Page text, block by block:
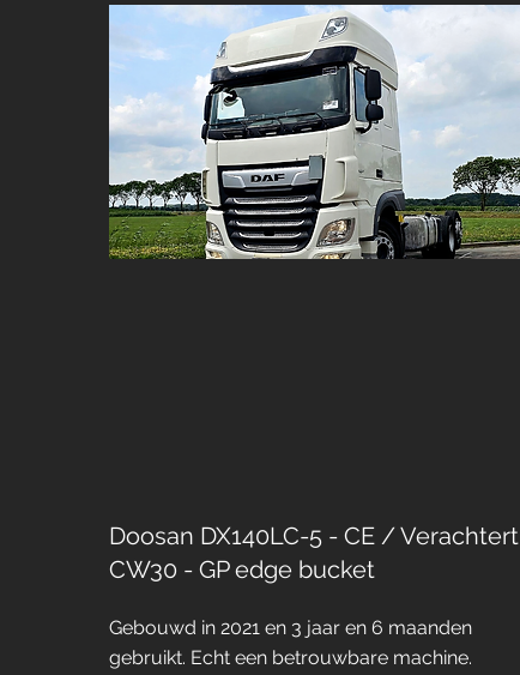
Doosan DX140LC-5 - CE / Verachtert
CW30 - GP edge bucket
Gebouwd in 2021 en 3 jaar en 6 maanden
gebruikt. Echt een betrouwbare machine.